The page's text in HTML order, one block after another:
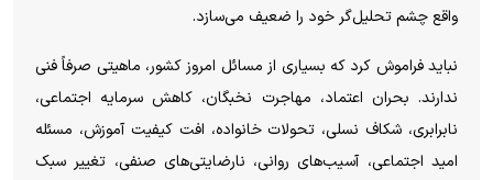
واقع چشم تحلیل‌گر خود را ضعیف می‌سازد.
نباید فراموش کرد که بسیاری از مسائل امروز کشور، ماهیتی صرفاً فنی
ندارند. بحران اعتماد، مهاجرت نخبگان، کاهش سرمایه اجتماعی،
نابرابری، شکاف نسلی، تحولات خانواده، افت کیفیت آموزش، مسئله
امید اجتماعی، آسیب‌های روانی، نارضایتی‌های صنفی، تغییر سبک